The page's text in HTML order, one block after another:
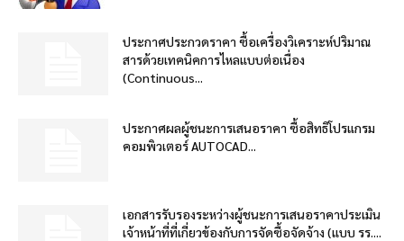
ประกาศประกวดราคา ซื้อเครื่องวิเคราะห์ปริมาณ
สารด้วยเทคนิคการไหลแบบต่อเนื่อง
(Continuous...
ประกาศผลผู้ชนะการเสนอราคา ซื้อสิทธิโปรแกรม
คอมพิวเตอร์ AUTOCAD...
เอกสารรับรองระหว่างผู้ชนะการเสนอราคาประเมิน
เจ้าหน้าที่ที่เกี่ยวข้องกับการจัดซื้อจัดจ้าง (แบบ รร....